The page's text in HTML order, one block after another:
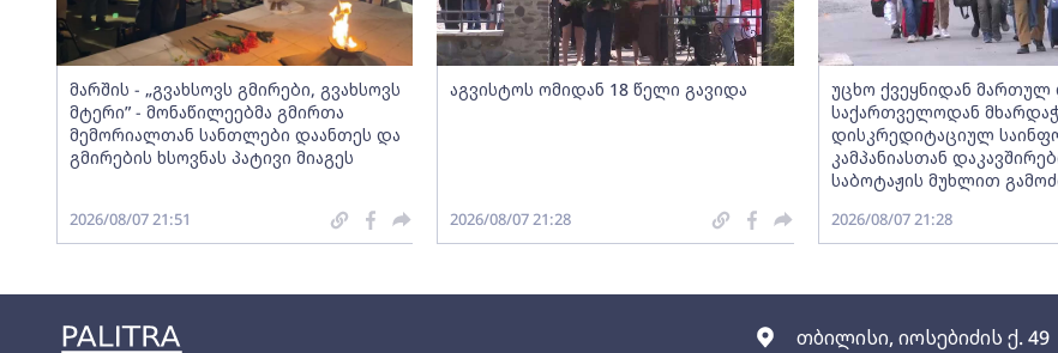
თბილისი, იოსებიძის ქ. 49
მარშის - „გვახსოვს გმირები, გვახსოვს
მტერი” - მონაწილეებმა გმირთა
მემორიალთან სანთლები დაანთეს და
გმირების ხსოვნას პატივი მიაგეს
2026/08/07 21:51
აგვისტოს ომიდან 18 წელი გავიდა
2026/08/07 21:28
უცხო ქვეყნიდან მართულ
საქართველოდან
დისკრედიტაციულ
კამპანიასთან
საბოტაჟის მუხლით
2026/08/07 21:28